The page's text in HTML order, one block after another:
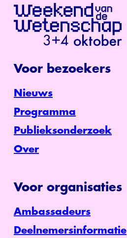
Voor bezoekers
Nieuws
Programma
Publieksonderzoek
Over
Voor organisaties
Ambassadeurs
Deelnemersinformatie